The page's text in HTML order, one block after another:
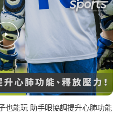
也能玩 助手眼協調提升心肺功能